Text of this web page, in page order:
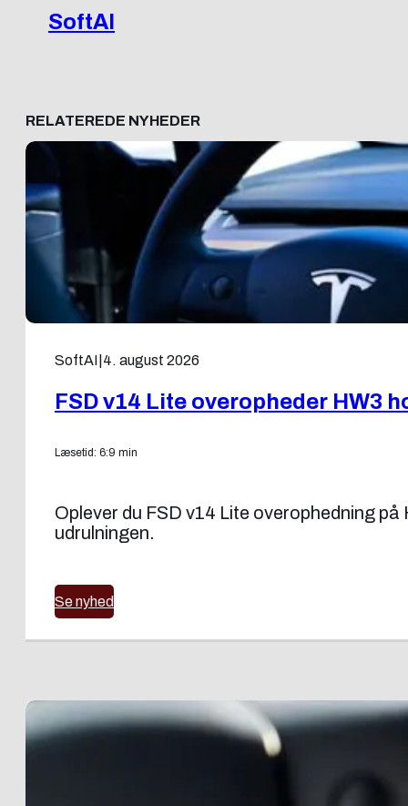
SoftAI
RELATEREDE NYHEDER
SoftAI 4. august 2026
FSD v14 Lite overopheder HW3
Læsetid: 6:9 min
Oplever du FSD v14 Lite overophedning
udrulningen.
Se nyhed